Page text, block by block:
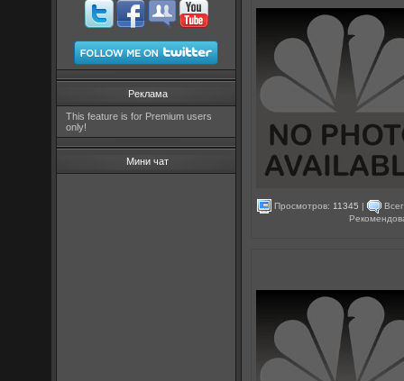
Реклама
This feature is for Premium users
only!
Мини чат
Просмотров: 11345 |